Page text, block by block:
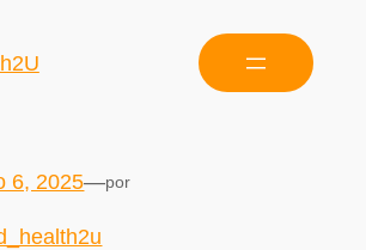
6, 2025—por